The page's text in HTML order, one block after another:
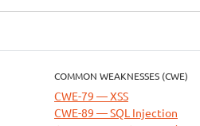
COMMON WEAKNESSES (CWE)
CWE-79 — XSS
CWE-89 — SQL Injection